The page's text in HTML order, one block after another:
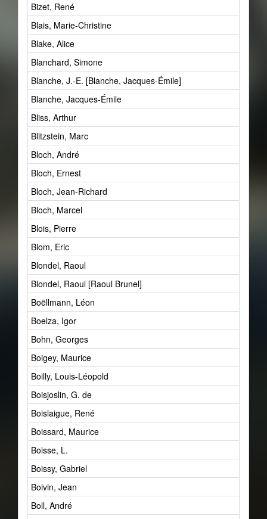
Bizet, René
Blais, Marie-Christine
Blake, Alice
Blanchard, Simone
Blanche, J.-E. [Blanche, Jacques-Émile]
Blanche, Jacques-Émile
Bliss, Arthur
Blitzstein, Marc
Bloch, André
Bloch, Ernest
Bloch, Jean-Richard
Bloch, Marcel
Blois, Pierre
Blom, Eric
Blondel, Raoul
Blondel, Raoul [Raoul Brunel]
Boëllmann, Léon
Boelza, Igor
Bohn, Georges
Boigey, Maurice
Boilly, Louis-Léopold
Boisjoslin, G. de
Boislaigue, René
Boissard, Maurice
Boisse, L.
Boissy, Gabriel
Boivin, Jean
Boll, André